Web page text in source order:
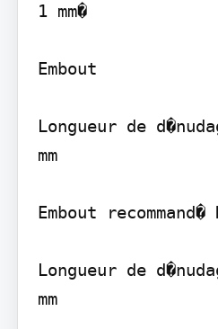
1 mm�
Embout
Longueur de
mm
Embout
Longueur de
mm